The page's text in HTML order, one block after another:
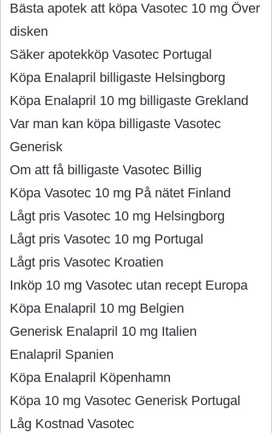
Bästa apotek att köpa Vasotec 10 mg Över
disken
Säker apotekköp Vasotec Portugal
Köpa Enalapril billigaste Helsingborg
Köpa Enalapril 10 mg billigaste Grekland
Var man kan köpa billigaste Vasotec
Generisk
Om att få billigaste Vasotec Billig
Köpa Vasotec 10 mg På nätet Finland
Lågt pris Vasotec 10 mg Helsingborg
Lågt pris Vasotec 10 mg Portugal
Lågt pris Vasotec Kroatien
Inköp 10 mg Vasotec utan recept Europa
Köpa Enalapril 10 mg Belgien
Generisk Enalapril 10 mg Italien
Enalapril Spanien
Köpa Enalapril Köpenhamn
Köpa 10 mg Vasotec Generisk Portugal
Låg Kostnad Vasotec